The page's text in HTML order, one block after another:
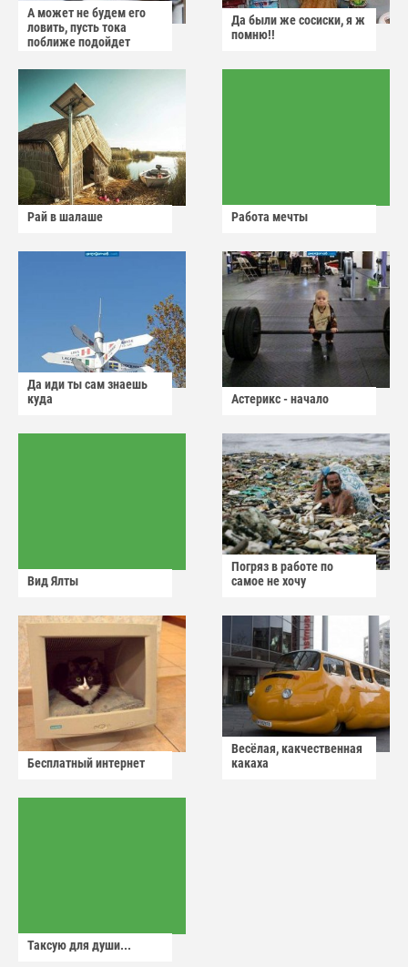
А может не будем его
ловить, пусть тока
поближе подойдет
Да были же сосиски, я ж
помню!!
Рай в шалаше Работа мечты
Да иди ты сам знаешь
куда
Астерикс - начало
Вид Ялты
Погряз в работе по
самое не хочу
Бесплатный интернет
Весёлая, какчественная
какаха
Таксую для души...